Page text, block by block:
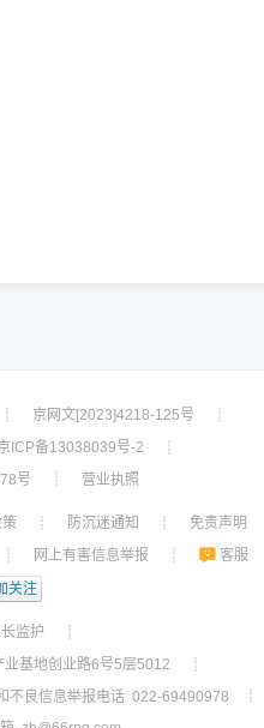
┊ 京网文[2023]4218-125号
┊
ICP备13038039号-2
┊
号
┊ 营业执照
┊ 防沉迷通知 ┊
免责声明
┊ 网上有害信息举报 ┊
客服
关注
监护
┊
基地创业路6号5层5012
┊
不良信息举报电话 022-69490978
┊